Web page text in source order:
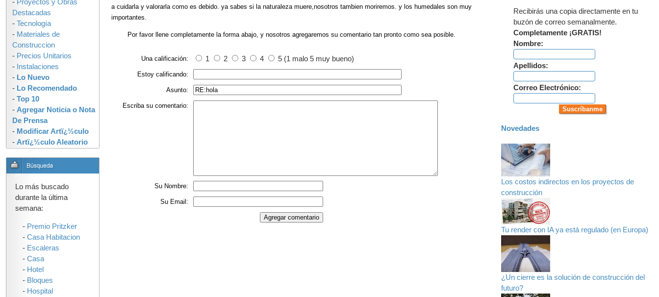
a cuidarla y valorarla como es debido. ya sabes si la naturaleza muere,nosotros tambien moriremos. y los humedales son muy
importantes.
Por favor llene completamente la forma abajo, y nosotros agregaremos su comentario tan pronto como sea posible.
Una calificación: 1 2 3 4 5 (1 malo 5 muy bueno)
Estoy calificando:
Asunto:
Escriba su comentario:
Su Nombre:
Su Email:
Recibirás una copia directamente en tu
buzón de correo semanalmente.
Completamente ¡GRATIS!
Nombre:
Apellidos:
Correo Electrónico:
Novedades
Los costos indirectos en los proyectos de
construcción
Tu render con IA ya está regulado (en Europa)
¿Un cierre es la solución de construcción del
futuro?
- Proyectos y Obras
Destacadas
- Tecnología
- Materiales de
Construccion
- Precios Unitarios
- Instalaciones
- Lo Nuevo
- Lo Recomendado
- Top 10
- Agregar Noticia o Nota
De Prensa
- Modificar Artï¿½culo
- Artï¿½culo Aleatorio
Lo más buscado
durante la última
semana:
- Premio Pritzker
- Casa Habitacion
- Escaleras
- Casa
- Hotel
- Bloques
- Hospital